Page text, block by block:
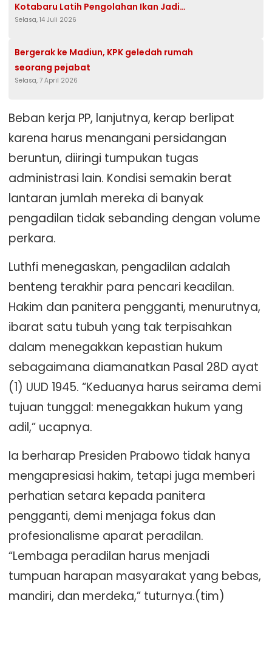
Kotabaru Latih Pengolahan Ikan Jadi
Produk Bernilai Ekonomis Tinggi
Selasa, 14 Juli 2026
Bergerak ke Madiun, KPK geledah rumah
seorang pejabat
Selasa, 7 April 2026
Beban kerja PP, lanjutnya, kerap berlipat
karena harus menangani persidangan
beruntun, diiringi tumpukan tugas
administrasi lain. Kondisi semakin berat
lantaran jumlah mereka di banyak
pengadilan tidak sebanding dengan volume
perkara.
Luthfi menegaskan, pengadilan adalah
benteng terakhir para pencari keadilan.
Hakim dan panitera pengganti, menurutnya,
ibarat satu tubuh yang tak terpisahkan
dalam menegakkan kepastian hukum
sebagaimana diamanatkan Pasal 28D ayat
(1) UUD 1945. “Keduanya harus seirama demi
tujuan tunggal: menegakkan hukum yang
adil,” ucapnya.
Ia berharap Presiden Prabowo tidak hanya
mengapresiasi hakim, tetapi juga memberi
perhatian setara kepada panitera
pengganti, demi menjaga fokus dan
profesionalisme aparat peradilan.
“Lembaga peradilan harus menjadi
tumpuan harapan masyarakat yang bebas,
mandiri, dan merdeka,” tuturnya.(tim)